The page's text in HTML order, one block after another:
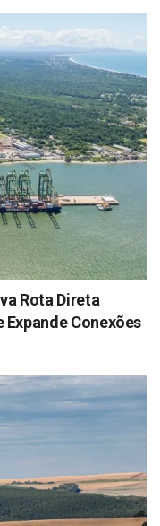
Rota Direta
Conexões